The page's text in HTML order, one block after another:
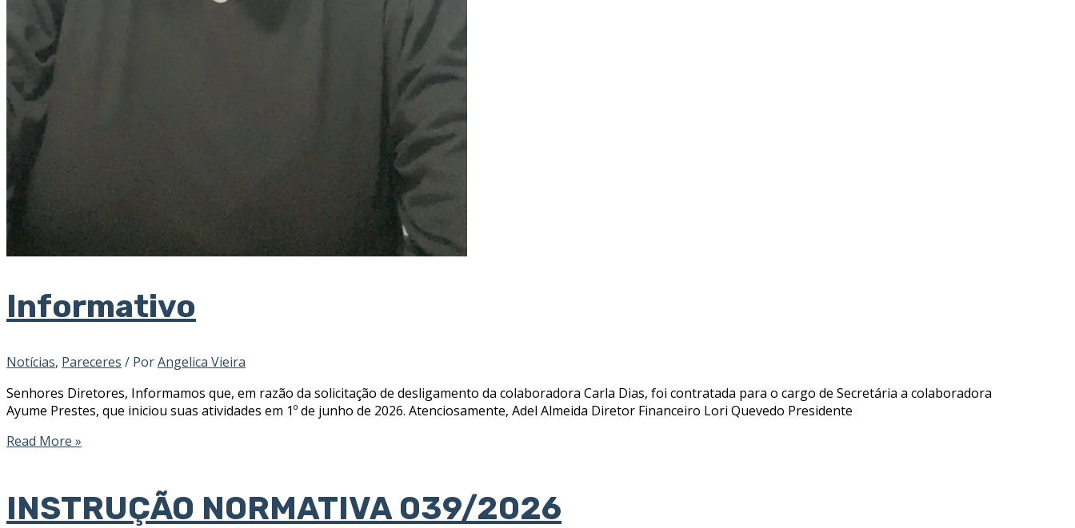
Informativo
Notícias, Pareceres / PorAngelica Vieira
Senhores Diretores, Informamos que, em razão da solicitação de desligamento da colaboradora Carla Dias, foi contratada para o cargo de Secretária a colaboradora
Ayume Prestes, que iniciou suas atividades em 1º de junho de 2026. Atenciosamente, Adel Almeida Diretor Financeiro Lori Quevedo Presidente
Read More »
INSTRUÇÃO NORMATIVA 039/2026